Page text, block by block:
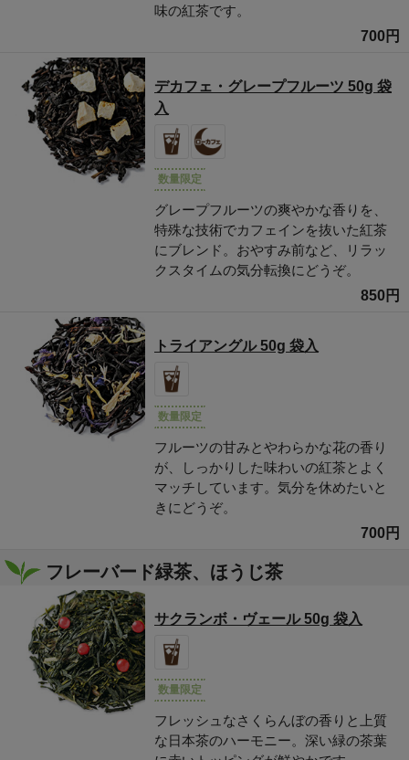
味の紅茶です。
700円
デカフェ・グレープフルーツ 50g 袋
入
数量限定
グレープフルーツの爽やかな香りを、
特殊な技術でカフェインを抜いた紅茶
にブレンド。おやすみ前など、リラッ
クスタイムの気分転換にどうぞ。
850円
トライアングル 50g 袋入
数量限定
フルーツの甘みとやわらかな花の香り
が、しっかりした味わいの紅茶とよく
マッチしています。気分を休めたいと
きにどうぞ。
700円
フレーバード緑茶、ほうじ茶
サクランボ・ヴェール 50g 袋入
数量限定
フレッシュなさくらんぼの香りと上質
な日本茶のハーモニー。深い緑の茶葉